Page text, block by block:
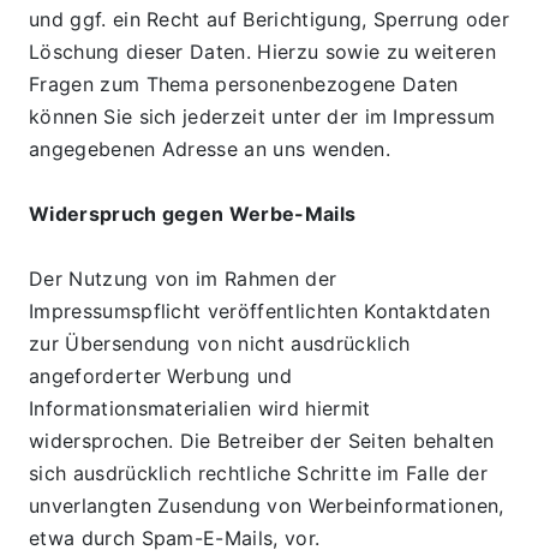
und ggf. ein Recht auf Berichtigung, Sperrung oder
Löschung dieser Daten. Hierzu sowie zu weiteren
Fragen zum Thema personenbezogene Daten
können Sie sich jederzeit unter der im Impressum
angegebenen Adresse an uns wenden.
Widerspruch gegen Werbe-Mails
Der Nutzung von im Rahmen der
Impressumspflicht veröffentlichten Kontaktdaten
zur Übersendung von nicht ausdrücklich
angeforderter Werbung und
Informationsmaterialien wird hiermit
widersprochen. Die Betreiber der Seiten behalten
sich ausdrücklich rechtliche Schritte im Falle der
unverlangten Zusendung von Werbeinformationen,
etwa durch Spam-E-Mails, vor.